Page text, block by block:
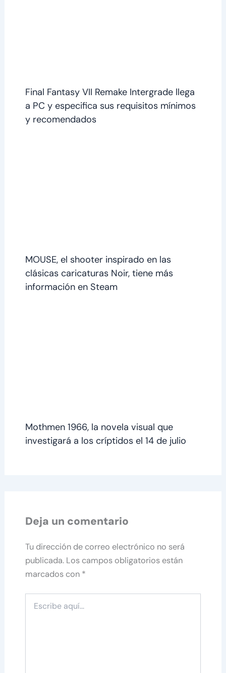
Final Fantasy VII Remake Intergrade llega
a PC y especifica sus requisitos mínimos
y recomendados
MOUSE, el shooter inspirado en las
clásicas caricaturas Noir, tiene más
información en Steam
Mothmen 1966, la novela visual que
investigará a los críptidos el 14 de julio
Deja un comentario
Tu dirección de correo electrónico no será
publicada. Los campos obligatorios están
marcados con *
aquí...